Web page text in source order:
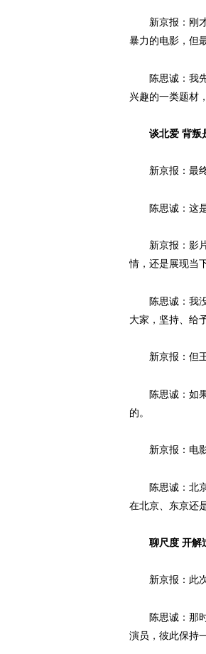
新京报：刚才
暴力的电影，但
陈思诚：我先
兴趣的一类题材
谈北爱 背叛
新京报：最
陈思诚：这是
新京报：影
情，还是展现当
陈思诚：我没
大家，坚持、给
新京报：但
陈思诚：如果
的。
新京报：电
陈思诚：北京
在北京、东京还
聊尺度 开解
新京报：此
陈思诚：那时
演员，彼此保持